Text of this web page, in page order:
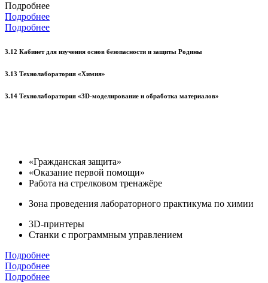
Подробнее
Подробнее
Подробнее
3.12 Кабинет для изучения основ безопасности и защиты Родины
3.13 Технолаборатория «Химия»
3.14 Технолаборатория «3D-моделирование и обработка материалов»
«Гражданская защита»
«Оказание первой помощи»
Работа на стрелковом тренажёре
Зона проведения лабораторного практикума по химии
3D-принтеры
Станки с программным управлением
Подробнее
Подробнее
Подробнее